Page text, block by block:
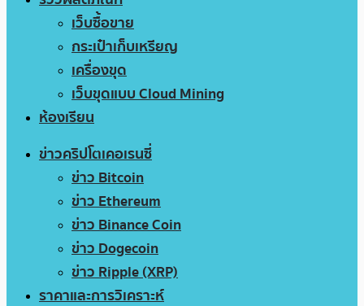
เว็บซื้อขาย
กระเป๋าเก็บเหรียญ
เครื่องขุด
เว็บขุดแบบ Cloud Mining
ห้องเรียน
ข่าวคริปโตเคอเรนซี่
ข่าว Bitcoin
ข่าว Ethereum
ข่าว Binance Coin
ข่าว Dogecoin
ข่าว Ripple (XRP)
ราคาและการวิเคราะห์